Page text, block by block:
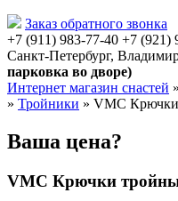
Заказ обратного звонка
+7 (911) 983-77-40 ‭+7 (921)
Санкт-Петербург,
парковка во дворе)
Интернет магазин снастей »
» Тройники » VMC
Ваша цена?
VMC Крючки